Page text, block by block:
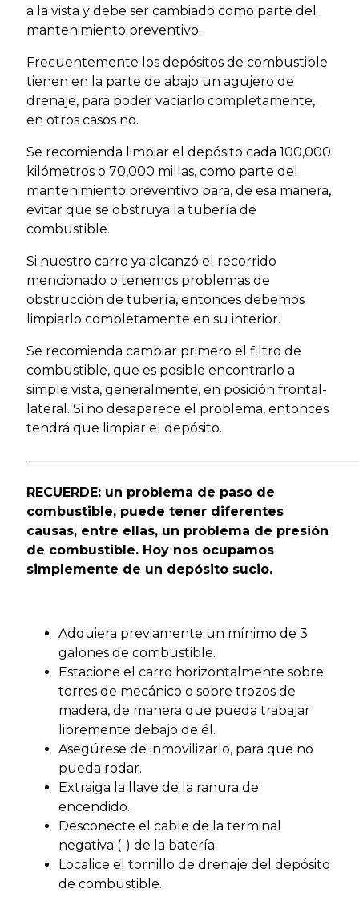
a la vista y debe ser cambiado como parte del
mantenimiento preventivo.
Frecuentemente los depósitos de combustible
tienen en la parte de abajo un agujero de
drenaje, para poder vaciarlo completamente,
en otros casos no.
Se recomienda limpiar el depósito cada 100,000
kilómetros o 70,000 millas, como parte del
mantenimiento preventivo para, de esa manera,
evitar que se obstruya la tubería de
combustible.
Si nuestro carro ya alcanzó el recorrido
mencionado o tenemos problemas de
obstrucción de tubería, entonces debemos
limpiarlo completamente en su interior.
Se recomienda cambiar primero el filtro de
combustible, que es posible encontrarlo a
simple vista, generalmente, en posición frontal-
lateral. Si no desaparece el problema, entonces
tendrá que limpiar el depósito.
RECUERDE: un problema de paso de
combustible, puede tener diferentes
causas, entre ellas, un problema de presión
de combustible. Hoy nos ocupamos
simplemente de un depósito sucio.
Adquiera previamente un mínimo de 3
galones de combustible.
Estacione el carro horizontalmente sobre
torres de mecánico o sobre trozos de
madera, de manera que pueda trabajar
libremente debajo de él.
Asegúrese de inmovilizarlo, para que no
pueda rodar.
Extraiga la llave de la ranura de
encendido.
Desconecte el cable de la terminal
negativa (-) de la batería.
Localice el tornillo de drenaje del depósito
de combustible.